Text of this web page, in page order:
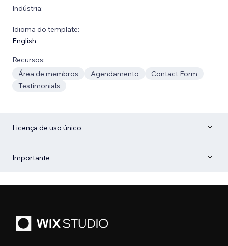
Indústria:
Idioma do template:
English
Recursos:
Área de membros
Agendamento
Contact Form
Testimonials
Licença de uso único
Importante